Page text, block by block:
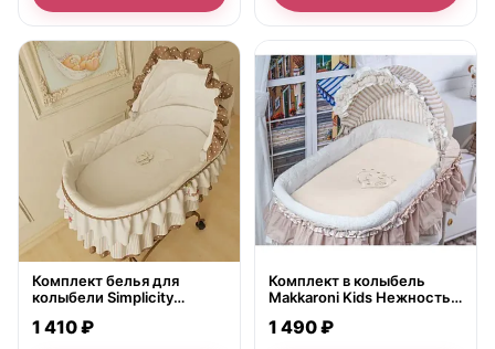
нет в продаже
Комплект белья для
колыбели Simplicity
предмета
1 410 ₽
нет в продаже
Комплект в колыбель
Makkaroni Kids Нежность
1 490 ₽